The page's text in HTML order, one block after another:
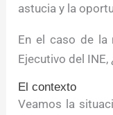
astucia y la
En el caso de la
Ejecutivo del
El contexto
Veamos la